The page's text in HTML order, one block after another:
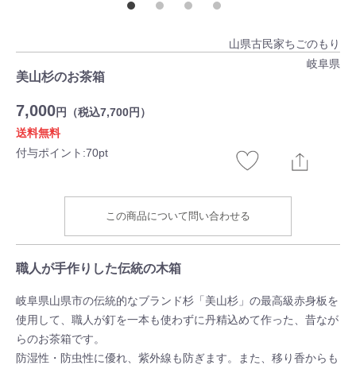
山県古民家ちごのもり
岐阜県
美山杉のお茶箱
7,000円（税込7,700円）
送料無料
付与ポイント:70pt
この商品について問い合わせる
職人が手作りした伝統の木箱
岐阜県山県市の伝統的なブランド杉「美山杉」の最高級赤身板を
使用して、職人が釘を一本も使わずに丹精込めて作った、昔なが
らのお茶箱です。
防湿性・防虫性に優れ、紫外線も防ぎます。また、移り香からも